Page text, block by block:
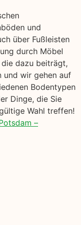
und
über Fußleisten
durch Möbel
dazu beiträgt,
und wir gehen auf
Bodentypen
Dinge, die Sie
Wahl treffen!
–